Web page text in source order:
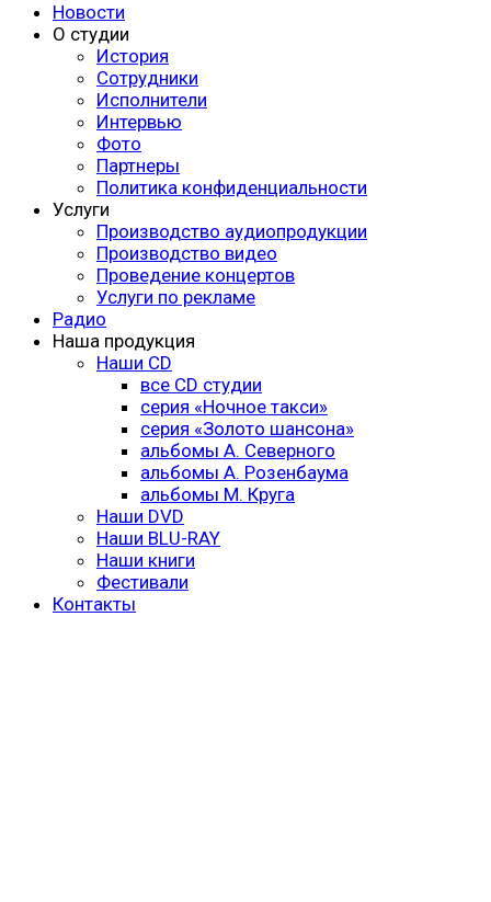
Новости
О студии
История
Сотрудники
Исполнители
Интервью
Фото
Партнеры
Политика конфиденциальности
Услуги
Производство аудиопродукции
Производство видео
Проведение концертов
Услуги по рекламе
Радио
Наша продукция
Наши CD
все CD студии
серия «Ночное такси»
серия «Золото шансона»
альбомы А. Северного
альбомы А. Розенбаума
альбомы М. Круга
Наши DVD
Наши BLU-RAY
Наши книги
Фестивали
Контакты